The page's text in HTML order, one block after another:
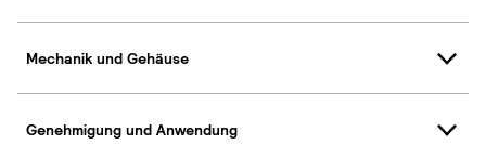
Mechanik und Gehäuse
Genehmigung und Anwendung